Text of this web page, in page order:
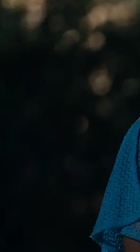
Ibizay
primero en un